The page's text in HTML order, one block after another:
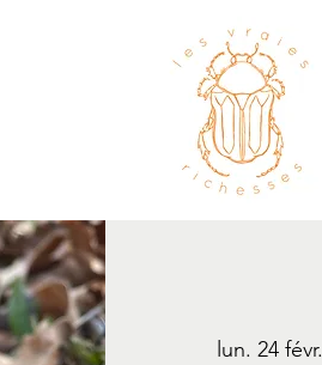
lun. 24 févr.